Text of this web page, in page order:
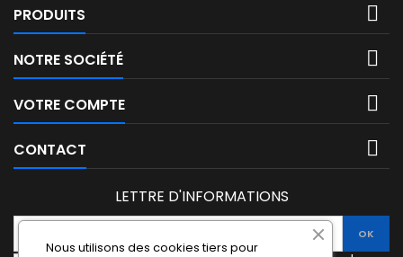
PRODUITS 
NOTRE SOCIÉTÉ 
VOTRE COMPTE 
CONTACT 
LETTRE D'INFORMATIONS
Nous utilisons des cookies tiers pour